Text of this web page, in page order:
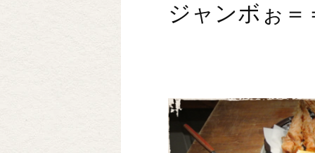
ジャンボぉ＝